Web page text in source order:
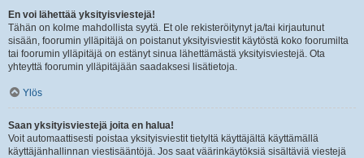
En voi lähettää yksityisviestejä!
Tähän on kolme mahdollista syytä. Et ole rekisteröitynyt ja/tai kirjautunut
sisään, foorumin ylläpitäjä on poistanut yksityisviestit käytöstä koko foorumilta
tai foorumin ylläpitäjä on estänyt sinua lähettämästä yksityisviestejä. Ota
yhteyttä foorumin ylläpitäjään saadaksesi lisätietoja.
Ylös
Saan yksityisviestejä joita en halua!
Voit automaattisesti poistaa yksityisviestit tietyltä käyttäjältä käyttämällä
käyttäjänhallinnan viestisääntöjä. Jos saat väärinkäytöksiä sisältäviä viestejä